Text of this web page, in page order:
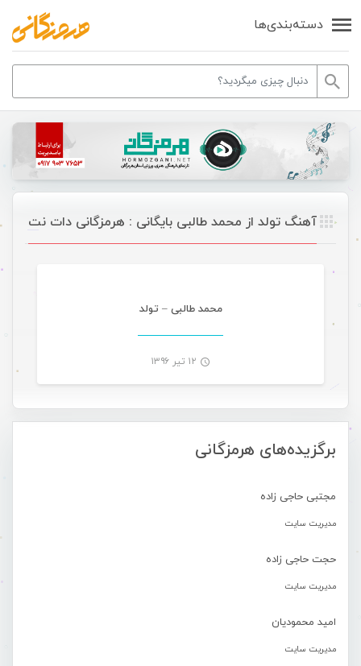
دسته‌بندی‌ها
برگزیده‌های هرمزگانی
مجتبی حاجی زاده
مدیریت سایت
حجت حاجی زاده
مدیریت سایت
امید محمودیان
مدیریت سایت
آهنگ تولد از محمد طالبی بایگانی : هرمزگانی دات نت
محمد طالبی – تولد
۱۲ تیر ۱۳۹۶